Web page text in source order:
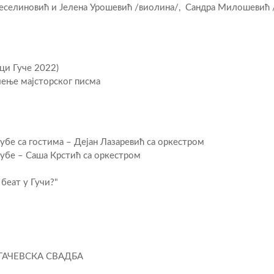
и Јелена Урошевић /виолина/, Сандра
Гуче 2022)
мајсторског писма
са гостима – Дејан Лазаревић сa оркестром
– Саша Крстић са оркестром
у Гучи?"
СВАДБА